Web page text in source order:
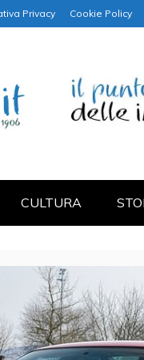
Privacy Cookie Policy
CULTURA